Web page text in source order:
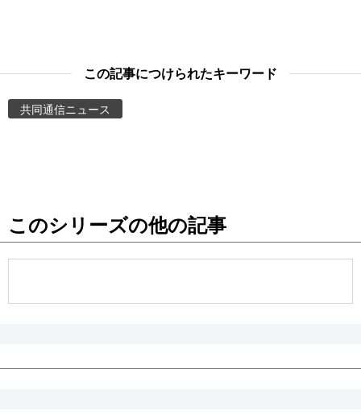
東京
この記事につけられたキーワード
共同通信ニュース
このシリーズの他の記事